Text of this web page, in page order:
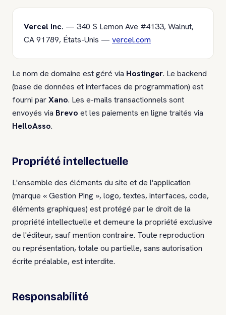
Vercel Inc. — 340 S Lemon Ave #4133, Walnut,
CA 91789, États-Unis — vercel.com
Le nom de domaine est géré via Hostinger. Le backend
(base de données et interfaces de programmation) est
fourni parXano. Les e-mails transactionnels sont
envoyés via Brevo et les paiements en ligne traités via
HelloAsso.
Propriété intellectuelle
L'ensemble des éléments du site et de l'application
(marque « Gestion Ping », logo, textes, interfaces, code,
éléments graphiques) est protégé par le droit de la
propriété intellectuelle et demeure la propriété exclusive
de l'éditeur, sauf mention contraire. Toute reproduction
ou représentation, totale ou partielle, sans autorisation
écrite préalable, est interdite.
Responsabilité